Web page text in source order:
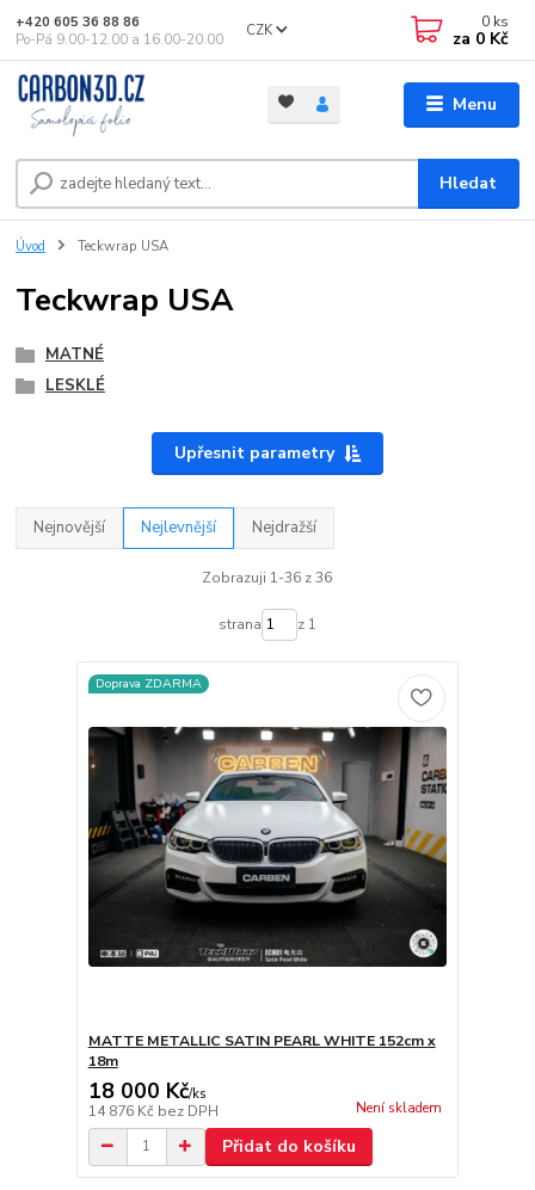
Menu
CZK
Hledat
+420 605 36 88 86
Po-Pá 9.00-12.00 a 16.00-20.00
0 ks
za 0 Kč
Úvod Teckwrap USA
Teckwrap USA
MATNÉ
LESKLÉ
Upřesnit parametry
Nejnovější Nejlevnější Nejdražší
Zobrazuji 1-36 z 36
strana z 1
Doprava ZDARMA
MATTE METALLIC SATIN PEARL WHITE 152cm x
18m
18 000 Kč/ks
14 876 Kč bez DPH Není skladem
Přidat do košíku